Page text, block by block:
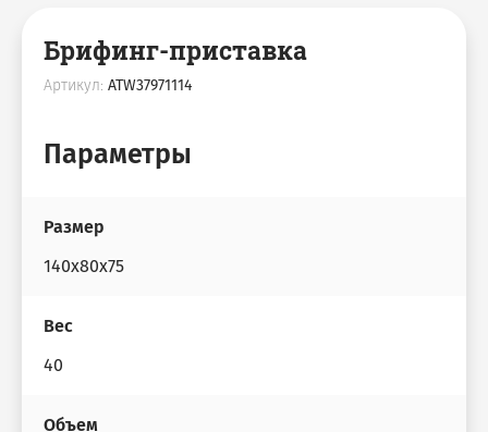
Брифинг-приставка
Артикул: ATW37971114
Параметры
Размер
140x80x75
Вес
40
Объем